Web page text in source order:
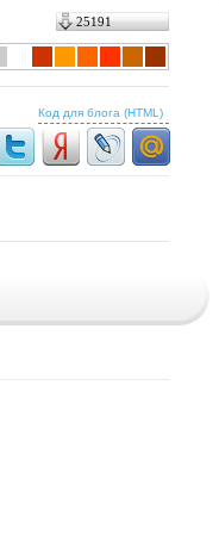
25191
Код для блога (HTML)